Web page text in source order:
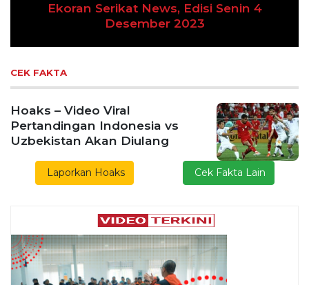
Ekoran Serikat News, Edisi Kamis 9
November 2023
CEK FAKTA
Hoaks – Video Viral
Pertandingan Indonesia vs
Uzbekistan Akan Diulang
Laporkan Hoaks Cek Fakta Lain